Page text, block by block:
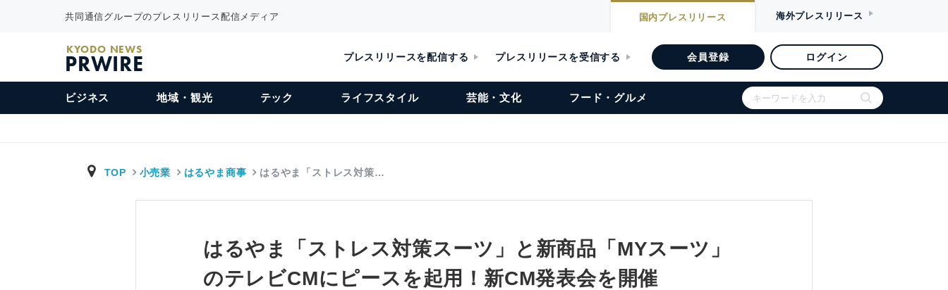
共同通信グループのプレスリリース配信メディア 国内プレスリリース 海外プレスリリース
KYODO NEWS
PRWIRE プレスリリースを配信する プレスリリースを受信する 会員登録 ログイン
ビジネス 地域・観光 テック ライフスタイル 芸能・文化 フード・グルメ
TOP 小売業 はるやま商事 はるやま「ストレス対策…
はるやま「ストレス対策スーツ」と新商品「MYスーツ」
のテレビCMにピースを起用！新CM発表会を開催